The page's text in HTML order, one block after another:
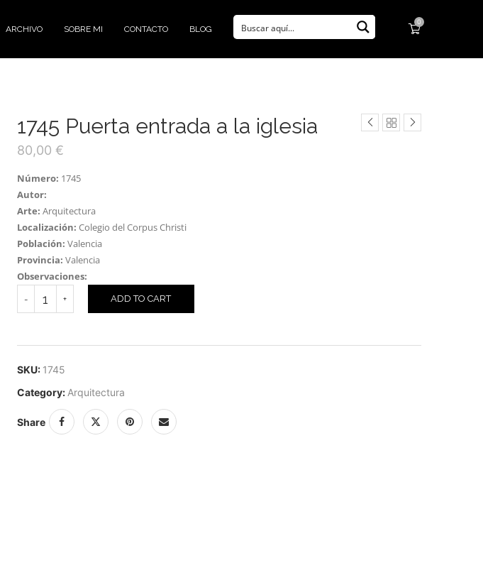
ARCHIVO SOBRE MI CONTACTO BLOG
0
1745 Puerta entrada a la iglesia
80,00 €
Número: 1745
Autor:
Arte: Arquitectura
Localización: Colegio del Corpus Christi
Población: Valencia
Provincia: Valencia
Observaciones:
ADD TO CART
SKU: 1745
Category: Arquitectura
Share